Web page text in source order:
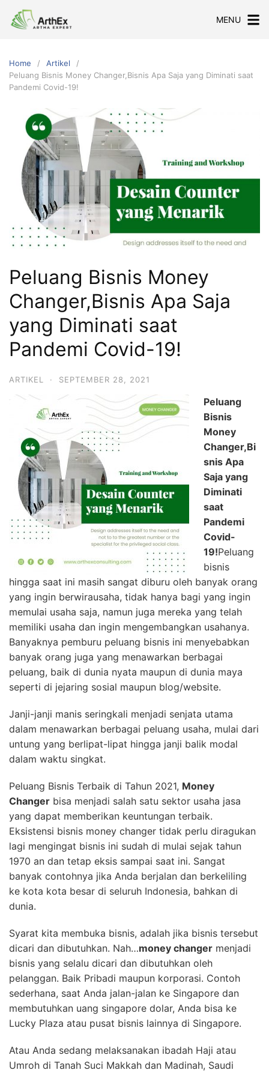
MENU
Home
Artikel
Peluang Bisnis Money Changer,Bisnis Apa Saja yang Diminati saat
Pandemi Covid-19!
Peluang Bisnis Money
Changer,Bisnis Apa Saja
yang Diminati saat
Pandemi Covid-19!
ARTIKEL · SEPTEMBER 28, 2021
Peluang
Bisnis
Money
Changer,Bi
snis Apa
Saja yang
Diminati
saat
Pandemi
Covid-
19!Peluang
bisnis
hingga saat ini masih sangat diburu oleh banyak orang
yang ingin berwirausaha, tidak hanya bagi yang ingin
memulai usaha saja, namun juga mereka yang telah
memiliki usaha dan ingin mengembangkan usahanya.
Banyaknya pemburu peluang bisnis ini menyebabkan
banyak orang juga yang menawarkan berbagai
peluang, baik di dunia nyata maupun di dunia maya
seperti di jejaring sosial maupun blog/website.
Janji-janji manis seringkali menjadi senjata utama
dalam menawarkan berbagai peluang usaha, mulai dari
untung yang berlipat-lipat hingga janji balik modal
dalam waktu singkat.
Peluang Bisnis Terbaik di Tahun 2021, Money
Changer bisa menjadi salah satu sektor usaha jasa
yang dapat memberikan keuntungan terbaik.
Eksistensi bisnis money changer tidak perlu diragukan
lagi mengingat bisnis ini sudah di mulai sejak tahun
1970 an dan tetap eksis sampai saat ini. Sangat
banyak contohnya jika Anda berjalan dan berkeliling
ke kota kota besar di seluruh Indonesia, bahkan di
dunia.
Syarat kita membuka bisnis, adalah jika bisnis tersebut
dicari dan dibutuhkan. Nah…money changer menjadi
bisnis yang selalu dicari dan dibutuhkan oleh
pelanggan. Baik Pribadi maupun korporasi. Contoh
sederhana, saat Anda jalan-jalan ke Singapore dan
membutuhkan uang singapore dolar, Anda bisa ke
Lucky Plaza atau pusat bisnis lainnya di Singapore.
Atau Anda sedang melaksanakan ibadah Haji atau
Umroh di Tanah Suci Makkah dan Madinah, Saudi